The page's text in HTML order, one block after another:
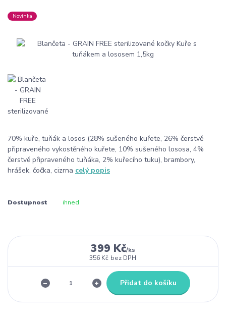
Novinka
70% kuře, tuňák a losos (28% sušeného kuřete, 26% čerstvě
připraveného vykostěného kuřete, 10% sušeného lososa, 4%
čerstvě připraveného tuňáka, 2% kuřecího tuku), brambory,
hrášek, čočka, cizrna celý popis
Dostupnost ihned
399 Kč/ks
356 Kč bez DPH
Přidat do košíku